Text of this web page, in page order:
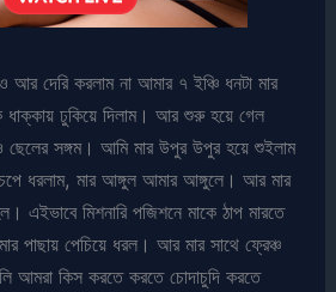
দেরি করলাম না আমার ৭ ইঞ্চি ধনটা মার
ধাক্কায় ঢুকিয়ে দিলাম। আর শুরু হয়ে গেল
ও ছেলের সঙ্গম। আমি মার উপুর উপুর হয়ে শুইলাম
ধরলাম, মার আঙ্গুল আমার আঙ্গুলে। আর মার
এইভাবে মিশনারি পজিশনে মাকে ঠাপ মারতে
পাছায় পেচিয়ে ধরল। আর মার সাথে ফ্রেঞ্চ
আমরা কিস করতে করতে চোদাচুদি করতে